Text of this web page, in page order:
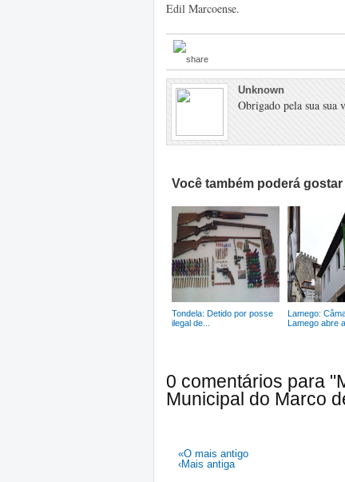
Edil Marcoense.
Unknown
Obrigado pela sua sua
Você também poderá gostar
Tondela: Detido por posse
ilegal de...
Lamego:
Lamego abre
0 comentários para
Municipal do Marco
«O mais antigo
‹Mais antiga